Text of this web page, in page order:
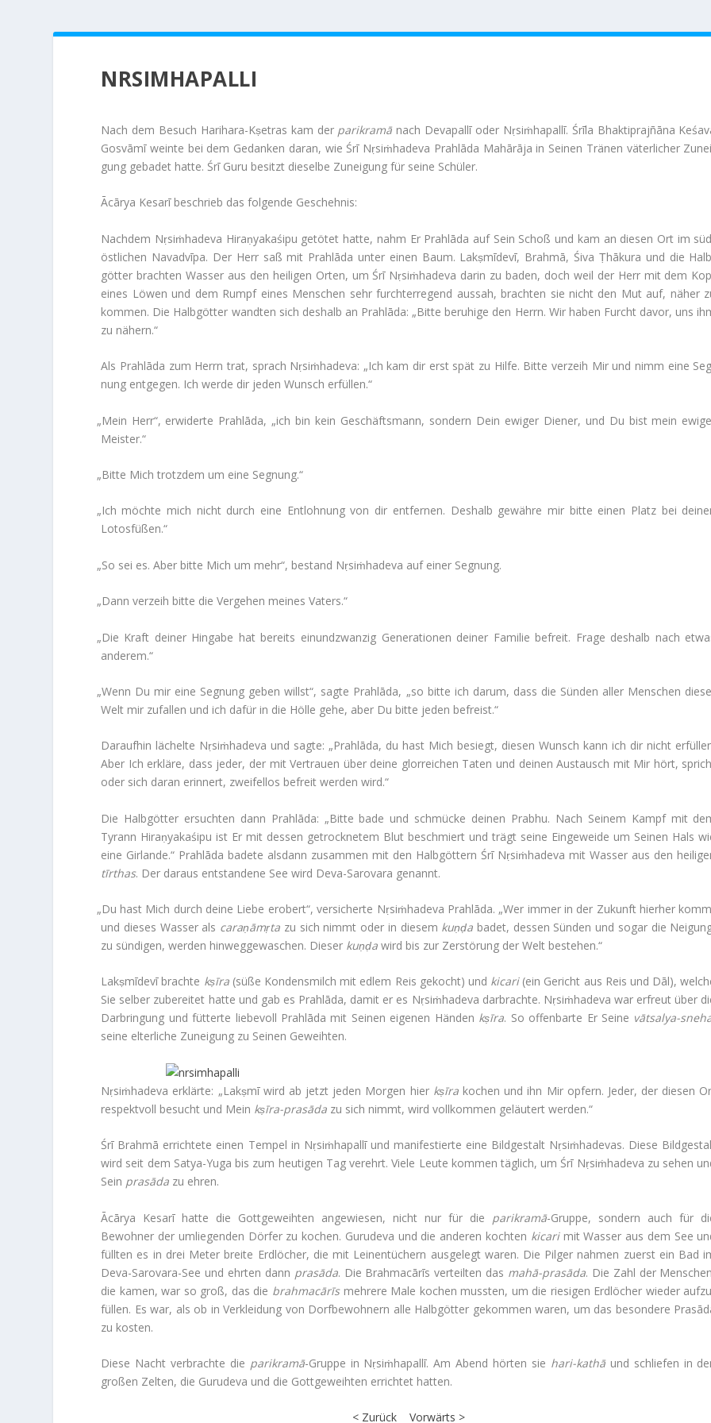
NRSIMHAPALLI
Nach dem Besuch Harihara-Kṣetras kam der parik­ramā nach Deva­pallī oder Nṛsiṁha­pallī. Śrīla Bhak­ti­pra­j­ñāna
Gos­vāmī weinte bei dem Gedanken daran, wie Śrī Nṛsiṁha­deva Prahlāda Mahārāja in Seinen Tränen väter­li­cher
gung gebadet hatte. Śrī Guru besitzt die­selbe Zunei­gung für seine Schüler.
Ācārya Kesarī beschrieb das fol­gende Geschehnis:
Nachdem Nṛsiṁha­deva Hiraṇ­y­a­kaśipu getötet hatte, nahm Er Prahlāda auf Sein Schoß und kam an diesen Ort im
öst­li­chen Nav­ad­vīpa. Der Herr saß mit Prahlāda unter einen Baum. Lakṣmī­devī, Brahmā, Śiva Ṭhā­kura und die
götter brachten Wasser aus den hei­ligen Orten, um Śrī Nṛsiṁha­deva darin zu baden, doch weil der Herr mit dem
eines Löwen und dem Rumpf eines Men­schen sehr furcht­erre­gend aussah, brachten sie nicht den Mut auf, näher
kommen. Die Halb­götter wandten sich des­halb an Prahlāda: „Bitte beru­hige den Herrn. Wir haben Furcht davor, uns
zu nähern.“
Als Prahlāda zum Herrn trat, sprach Nṛsiṁha­deva: „Ich kam dir erst spät zu Hilfe. Bitte ver­zeih Mir und nimm eine
nung ent­gegen. Ich werde dir jeden Wunsch erfüllen.“
„Mein Herr“, erwi­derte Prahlāda, „ich bin kein Geschäfts­mann, son­dern Dein ewiger Diener, und Du bist mein
Meister.“
„Bitte Mich trotzdem um eine Segnung.“
„Ich möchte mich nicht durch eine Ent­loh­nung von dir ent­fernen. Des­halb gewähre mir bitte einen Platz bei
Lotosfüßen.“
„So sei es. Aber bitte Mich um mehr“, bestand Nṛsiṁha­deva auf einer Segnung.
„Dann ver­zeih bitte die Ver­gehen meines Vaters.“
„Die Kraft deiner Hin­gabe hat bereits ein­und­zwanzig Gene­ra­tionen deiner Familie befreit. Frage des­halb nach
anderem.“
„Wenn Du mir eine Seg­nung geben willst“, sagte Prahlāda, „so bitte ich darum, dass die Sünden aller Men­schen
Welt mir zufallen und ich dafür in die Hölle gehe, aber Du bitte jeden befreist.“
Dar­aufhin lächelte Nṛsiṁha­deva und sagte: „Prahlāda, du hast Mich besiegt, diesen Wunsch kann ich dir nicht
Aber Ich erkläre, dass jeder, der mit Ver­trauen über deine glor­rei­chen Taten und deinen Aus­tausch mit Mir hört,
oder sich daran erin­nert, zwei­fellos befreit werden wird.“
Die Halb­götter ersuchten dann Prahlāda: „Bitte bade und schmücke deinen Prabhu. Nach Seinem Kampf mit
Tyrann Hiraṇ­y­a­kaśipu ist Er mit dessen getrock­netem Blut beschmiert und trägt seine Ein­ge­weide um Seinen Hals
eine Gir­lande.“ Prahlāda badete als­dann zusammen mit den Halb­göt­tern Śrī Nṛsiṁha­deva mit Wasser aus den
tīrthas. Der daraus ent­stan­dene See wird Deva-Sarovara genannt.
„Du hast Mich durch deine Liebe erobert“, ver­si­cherte Nṛsiṁha­deva Prahlāda. „Wer immer in der Zukunft hierher
und dieses Wasser als caraṇāmṛta zu sich nimmt oder in diesem kuṇḍa badet, dessen Sünden und sogar die
zu sün­digen, werden hin­weg­ge­wa­schen. Dieser kuṇḍa wird bis zur Zer­stö­rung der Welt bestehen.“
Lakṣmī­devī brachte kṣīra(süße Kon­dens­milch mit edlem Reis gekocht) und kicari (ein Gericht aus Reis und Dāl),
Sie selber zube­reitet hatte und gab es Prahlāda, damit er es Nṛsiṁha­deva dar­brachte. Nṛsiṁha­deva war erfreut über
Dar­brin­gung und füt­terte lie­be­voll Prahlāda mit Seinen eigenen Händen kṣīra. So offen­barte Er Seine vātsalya-
seine elter­liche Zunei­gung zu Seinen Geweihten.
Nṛsiṁha­deva erklärte: „Lakṣmī wird ab jetzt jeden Morgen hier kṣīrakochen und ihn Mir opfern. Jeder, der diesen
respekt­voll besucht und Mein kṣīra-prasāda zu sich nimmt, wird voll­kommen geläu­tert werden.“
Śrī Brahmā errich­tete einen Tempel in Nṛsiṁha­pallī und mani­fe­stierte eine Bild­ge­stalt Nṛsiṁha­devas. Diese
wird seit dem Satya-Yuga bis zum heu­tigen Tag ver­ehrt. Viele Leute kommen täg­lich, um Śrī Nṛsiṁha­deva zu sehen
Sein prasāda zu ehren.
Ācārya Kesarī hatte die Gott­ge­weihten ange­wiesen, nicht nur für die parik­ramā-Gruppe, son­dern auch für
Bewohner der umlie­genden Dörfer zu kochen. Guru­deva und die anderen kochten kicarimit Wasser aus dem See
füllten es in drei Meter breite Erd­lö­cher, die mit Lei­nen­tü­chern aus­ge­legt waren. Die Pilger nahmen zuerst ein Bad
Deva-Sarovara-See und ehrten dann prasāda. Die Brah­macārīs ver­teilten das mahā-prasāda. Die Zahl der
die kamen, war so groß, das die brah­macārīsmeh­rere Male kochen mussten, um die rie­sigen Erd­lö­cher wieder
füllen. Es war, als ob in Ver­klei­dung von Dorf­be­woh­nern alle Halb­götter gekommen waren, um das beson­dere
zu kosten.
Diese Nacht ver­brachte die parik­ramā-Gruppe in Nṛsiṁha­pallī. Am Abend hörten sie hari-kathāund schliefen in
großen Zelten, die Guru­deva und die Gott­ge­weihten errichtet hatten.
< Zurück Vor­wärts >